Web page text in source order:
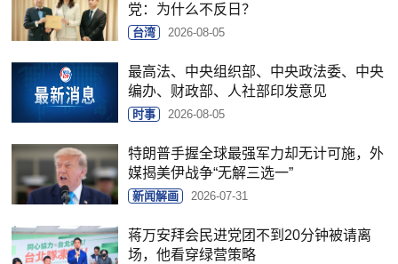
党：为什么不反日？
台湾 2026-08-05
最高法、中央组织部、中央政法委、中央
编办、财政部、人社部印发意见
时事 2026-08-05
特朗普手握全球最强军力却无计可施，外
媒揭美伊战争“无解三选一”
新闻解画 2026-07-31
蒋万安拜会民进党团不到20分钟被请离
场，他看穿绿营策略